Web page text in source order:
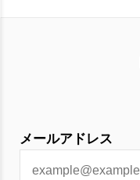
メールアドレス